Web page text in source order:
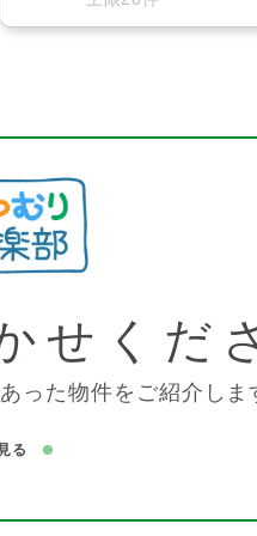
せくだ
った物件をご紹介しま
る